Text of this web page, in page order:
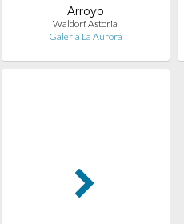
Arroyo
Waldorf Astoria
Galería La Aurora